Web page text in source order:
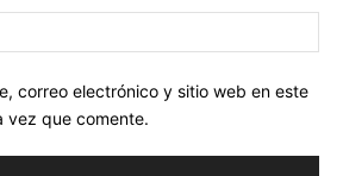
correo electrónico y sitio web en este
vez que comente.